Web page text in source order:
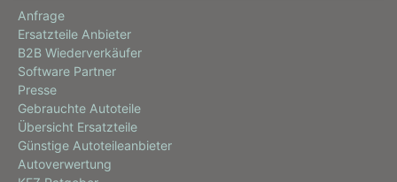
Anfrage
Ersatzteile Anbieter
B2B Wiederverkäufer
Software Partner
Presse
Gebrauchte Autoteile
Übersicht Ersatzteile
Günstige Autoteileanbieter
Autoverwertung